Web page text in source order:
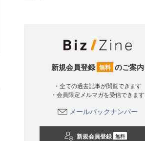
新規会員登録 無料 のご案内
・全ての過去記事が閲覧できます
・会員限定メルマガを受信できます
メールバックナンバー
新規会員登録 無料